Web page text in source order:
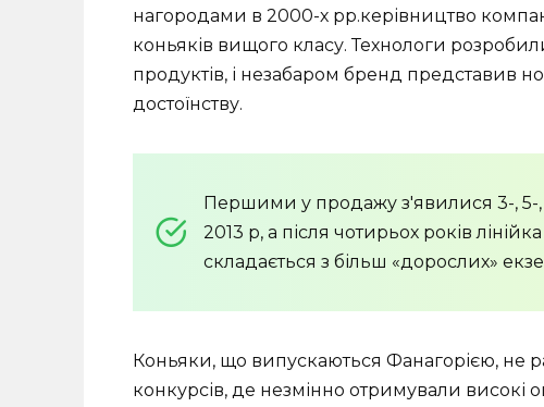
нагородами в 2000-х рр.керівництво
коньяків вищого класу. Технологи
продуктів, і незабаром бренд представив
достоїнству.
Першими у продажу з'явилися 3-, 5-, 7
2013 р, а після чотирьох років
складається з більш «дорослих»
Коньяки, що випускаються Фанагорією, не
конкурсів, де незмінно отримували високі